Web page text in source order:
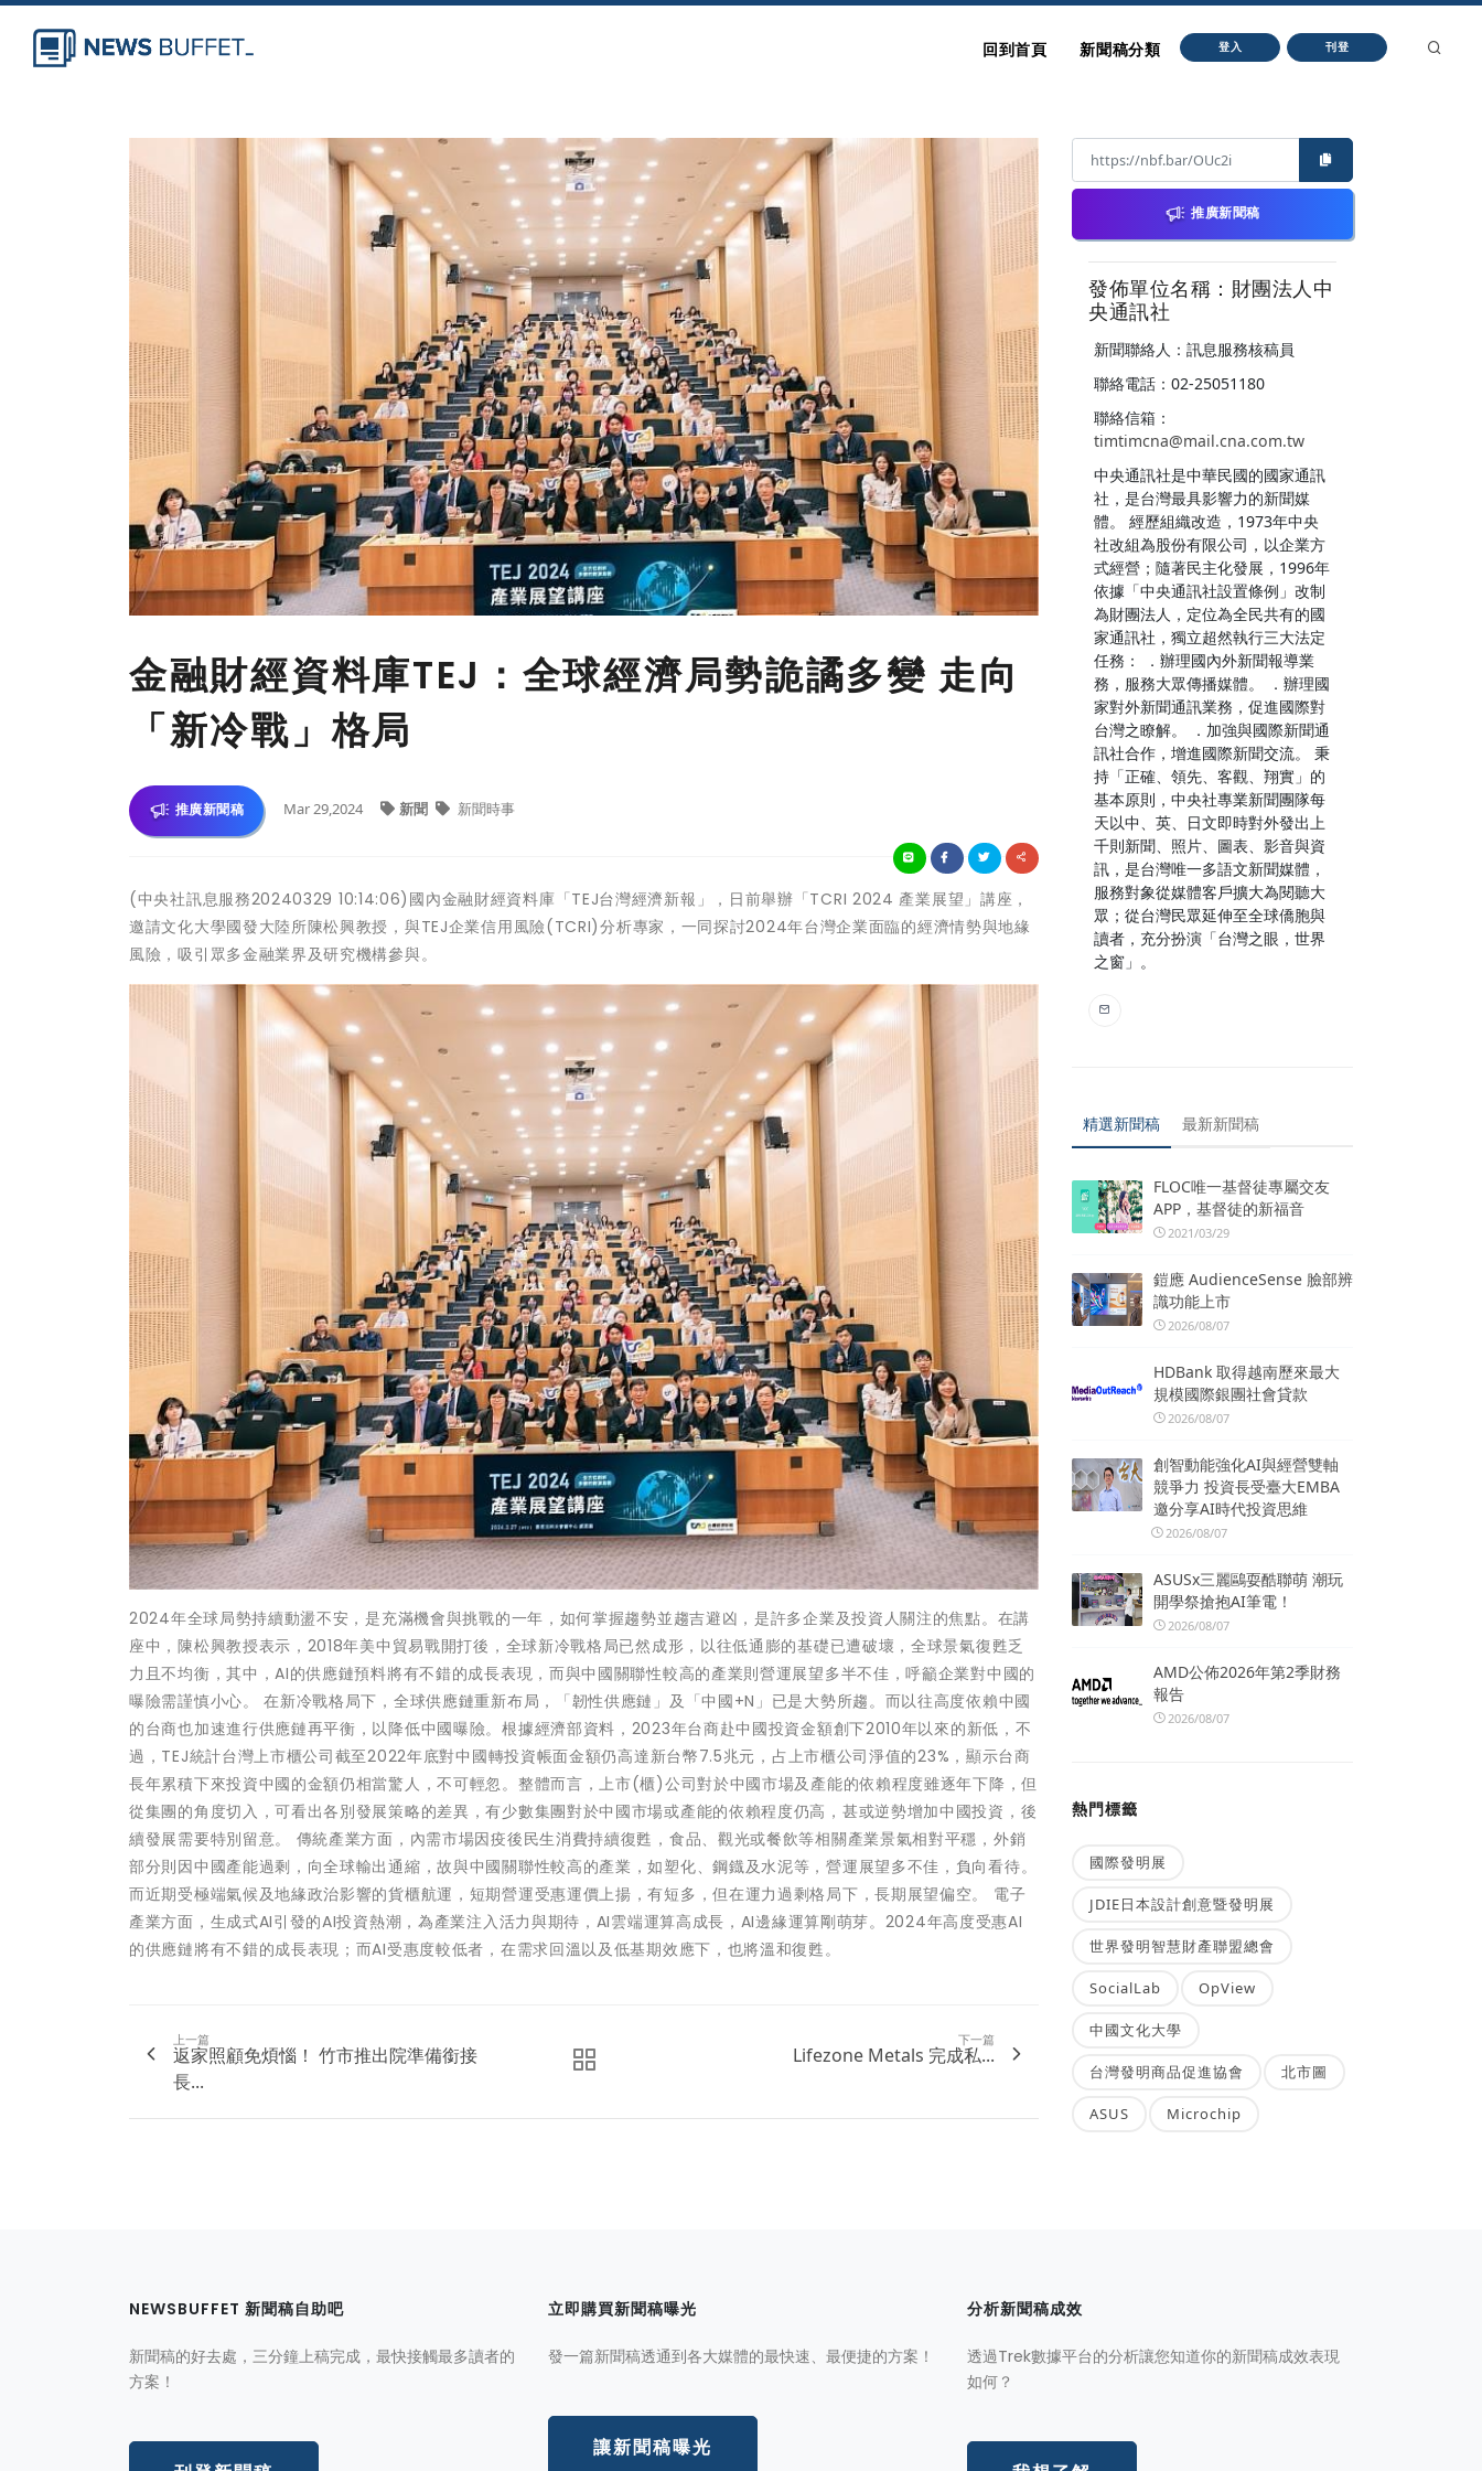
回到首頁 新聞稿分類 登入 刊登
金融財經資料庫TEJ：全球經濟局勢詭譎多變 走向
「新冷戰」格局
推廣新聞稿 Mar 29,2024 新聞 新聞時事
(中央社訊息服務20240329 10:14:06)國內金融財經資料庫「TEJ台灣經濟新報」，日前舉辦「TCRI 2024 產業展望」講座，
邀請文化大學國發大陸所陳松興教授，與TEJ企業信用風險(TCRI)分析專家，一同探討2024年台灣企業面臨的經濟情勢與地緣
風險，吸引眾多金融業界及研究機構參與。
2024年全球局勢持續動盪不安，是充滿機會與挑戰的一年，如何掌握趨勢並趨吉避凶，是許多企業及投資人關注的焦點。在講
座中，陳松興教授表示，2018年美中貿易戰開打後，全球新冷戰格局已然成形，以往低通膨的基礎已遭破壞，全球景氣復甦乏
力且不均衡，其中，AI的供應鏈預料將有不錯的成長表現，而與中國關聯性較高的產業則營運展望多半不佳，呼籲企業對中國的
曝險需謹慎小心。 在新冷戰格局下，全球供應鏈重新布局，「韌性供應鏈」及「中國+N」已是大勢所趨。而以往高度依賴中國
的台商也加速進行供應鏈再平衡，以降低中國曝險。根據經濟部資料，2023年台商赴中國投資金額創下2010年以來的新低，不
過，TEJ統計台灣上市櫃公司截至2022年底對中國轉投資帳面金額仍高達新台幣7.5兆元，占上市櫃公司淨值的23%，顯示台商
長年累積下來投資中國的金額仍相當驚人，不可輕忽。整體而言，上市(櫃)公司對於中國市場及產能的依賴程度雖逐年下降，但
從集團的角度切入，可看出各別發展策略的差異，有少數集團對於中國市場或產能的依賴程度仍高，甚或逆勢增加中國投資，後
續發展需要特別留意。 傳統產業方面，內需市場因疫後民生消費持續復甦，食品、觀光或餐飲等相關產業景氣相對平穩，外銷
部分則因中國產能過剩，向全球輸出通縮，故與中國關聯性較高的產業，如塑化、鋼鐡及水泥等，營運展望多不佳，負向看待。
而近期受極端氣候及地緣政治影響的貨櫃航運，短期營運受惠運價上揚，有短多，但在運力過剩格局下，長期展望偏空。 電子
產業方面，生成式AI引發的AI投資熱潮，為產業注入活力與期待，AI雲端運算高成長，AI邊緣運算剛萌芽。2024年高度受惠AI
的供應鏈將有不錯的成長表現；而AI受惠度較低者，在需求回溫以及低基期效應下，也將溫和復甦。
上一篇
返家照顧免煩惱！ 竹市推出院準備銜接
長...
下一篇
Lifezone Metals 完成私...
推廣新聞稿
發佈單位名稱：財團法人中
央通訊社
新聞聯絡人：訊息服務核稿員
聯絡電話：02-25051180
聯絡信箱：
timtimcna@mail.cna.com.tw
中央通訊社是中華民國的國家通訊
社，是台灣最具影響力的新聞媒
體。 經歷組織改造，1973年中央
社改組為股份有限公司，以企業方
式經營；隨著民主化發展，1996年
依據「中央通訊社設置條例」改制
為財團法人，定位為全民共有的國
家通訊社，獨立超然執行三大法定
任務： ．辦理國內外新聞報導業
務，服務大眾傳播媒體。 ．辦理國
家對外新聞通訊業務，促進國際對
台灣之瞭解。 ．加強與國際新聞通
訊社合作，增進國際新聞交流。 秉
持「正確、領先、客觀、翔實」的
基本原則，中央社專業新聞團隊每
天以中、英、日文即時對外發出上
千則新聞、照片、圖表、影音與資
訊，是台灣唯一多語文新聞媒體，
服務對象從媒體客戶擴大為閱聽大
眾；從台灣民眾延伸至全球僑胞與
讀者，充分扮演「台灣之眼，世界
之窗」。
精選新聞稿 最新新聞稿
FLOC唯一基督徒專屬交友
APP，基督徒的新福音
2021/03/29
鎧應 AudienceSense 臉部辨
識功能上市
2026/08/07
HDBank 取得越南歷來最大
規模國際銀團社會貸款
2026/08/07
創智動能強化AI與經營雙軸
競爭力 投資長受臺大EMBA
邀分享AI時代投資思維
2026/08/07
ASUSx三麗鷗耍酷聯萌 潮玩
開學祭搶抱AI筆電！
2026/08/07
AMD公佈2026年第2季財務
報告
2026/08/07
熱門標籤
國際發明展
JDIE日本設計創意暨發明展
世界發明智慧財產聯盟總會
SocialLab OpView
中國文化大學
台灣發明商品促進協會 北市圖
ASUS Microchip
NEWSBUFFET 新聞稿自助吧
新聞稿的好去處，三分鐘上稿完成，最快接觸最多讀者的
方案！
立即購買新聞稿曝光
發一篇新聞稿透通到各大媒體的最快速、最便捷的方案！
讓新聞稿曝光
分析新聞稿成效
透過Trek數據平台的分析讓您知道你的新聞稿成效表現
如何？